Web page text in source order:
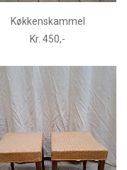
Køkkenskammel
Kr. 450,-